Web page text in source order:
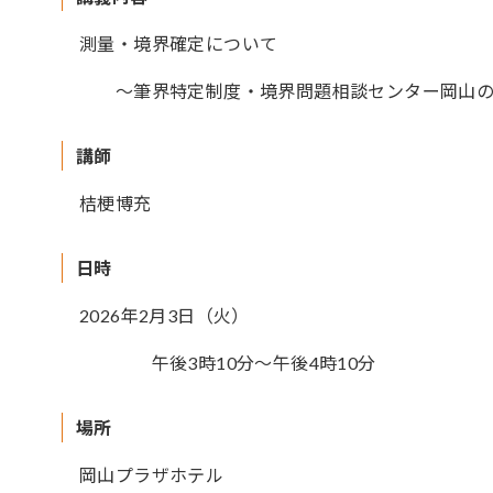
測量・境界確定について
～筆界特定制度・境界問題相談センター岡山
講師
桔梗博充
日時
2026年2月3日（火）
午後3時10分～午後4時10分
場所
岡山プラザホテル